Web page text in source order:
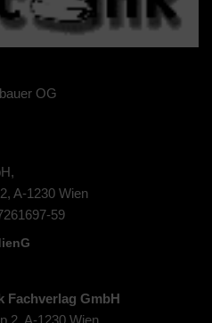
OG
A-1230 Wien
59
Fachverlag GmbH
2, A-1230 Wien